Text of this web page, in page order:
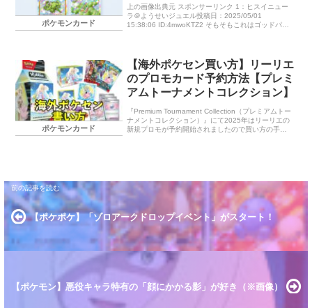
ポケモンカード
上の画像出典元 スポンサーリンク 1：ヒスイニュー
ラ＠ようせいジュエル投稿日：2025/05/01
15:38:06 ID:4mwoKTZ2 そもそもこれはゴッドパッ
ポケモンカード
【海外ポケセン買い方】リーリエ
のプロモカード予約方法【プレミ
アムトーナメントコレクション】
『Premium Tournament Collection（プレミアムトー
ナメントコレクション）』にて2025年はリーリエの
新規プロモが予約開始されましたので買い方の手順
【ポケポケ】「ゾロアークドロップイベント」がスタート！
【ポケモン】悪役キャラ特有の「顔にかかる影」が好き（※画像）